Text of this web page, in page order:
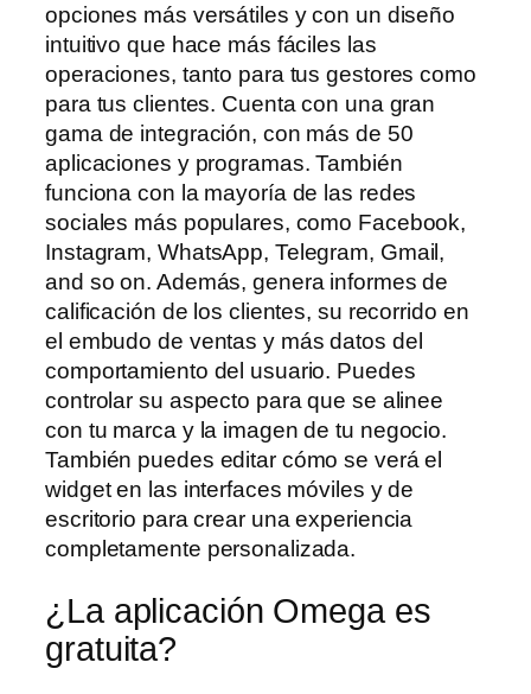
opciones más versátiles y con un diseño
intuitivo que hace más fáciles las
operaciones, tanto para tus gestores como
para tus clientes. Cuenta con una gran
gama de integración, con más de 50
aplicaciones y programas. También
funciona con la mayoría de las redes
sociales más populares, como Facebook,
Instagram, WhatsApp, Telegram, Gmail,
and so on. Además, genera informes de
calificación de los clientes, su recorrido en
el embudo de ventas y más datos del
comportamiento del usuario. Puedes
controlar su aspecto para que se alinee
con tu marca y la imagen de tu negocio.
También puedes editar cómo se verá el
widget en las interfaces móviles y de
escritorio para crear una experiencia
completamente personalizada.
¿La aplicación Omega es
gratuita?